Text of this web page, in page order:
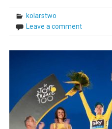
kolarstwo
Leave a comment